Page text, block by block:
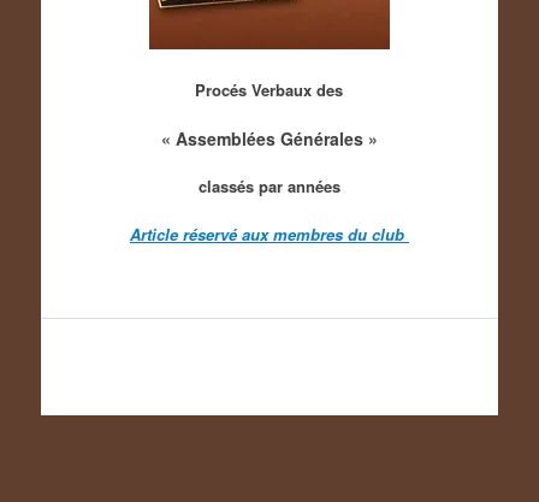
Procés Verbaux des
« Assemblées Générales »
classés par années
Article réservé aux membres du club